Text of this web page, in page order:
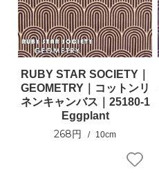
RUBY STAR SOCIETY｜
GEOMETRY｜コットンリ
ネンキャンバス｜25180-1
Eggplant
268円 10cm